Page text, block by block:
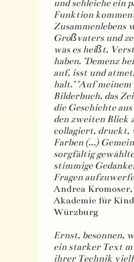
und schleiche ein
Funktion
Zusammenlebens
Großvaters und
was es heißt,
haben. "Demenz
auf, isst und
halt." "Auf
Bilderbuch, das
die Geschichte
den zweiten Blick
collagiert, druckt,
Farben (...)
sorgfältig
stimmige
Fragen
Andrea Kromoser,
Akademie für
Würzburg
Ernst, besonnen,
ein starker Text
ihrer Technik